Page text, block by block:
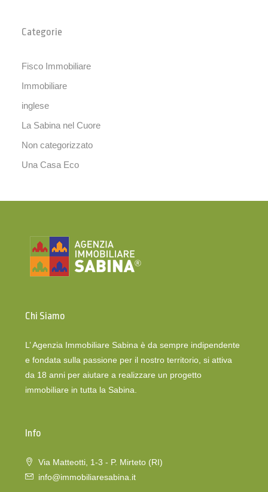
Categorie
Fisco Immobiliare
Immobiliare
inglese
La Sabina nel Cuore
Non categorizzato
Una Casa Eco
Chi Siamo
L’ Agenzia Immobiliare Sabina è da sempre indipendente
e fondata sulla passione per il nostro territorio, si attiva
da 18 anni per aiutare a realizzare un progetto
immobiliare in tutta la Sabina.
Info
Via Matteotti, 1-3 - P. Mirteto (RI)
info@immobiliaresabina.it